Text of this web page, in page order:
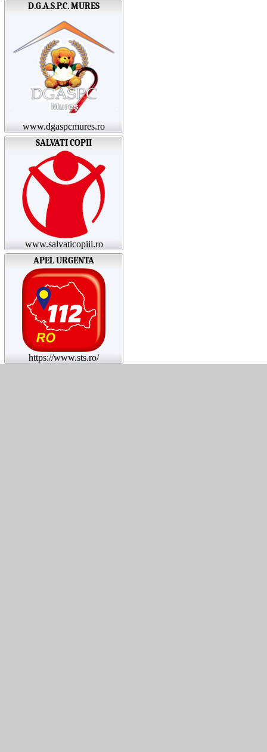
D.G.A.S.P.C. MURES
www.dgaspcmures.ro
SALVATI COPII
www.salvaticopiii.ro
APEL URGENTA
https://www.sts.ro/